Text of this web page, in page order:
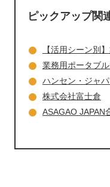
ピックアップ関
【活用シーン別
業務用ポータブ
ハンセン・ジャ
株式会社富士倉
ASAGAO JAPAN